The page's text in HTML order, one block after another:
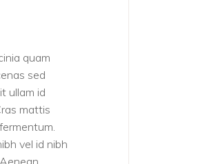
quam
sed
ullam id
mattis
vel id nibh